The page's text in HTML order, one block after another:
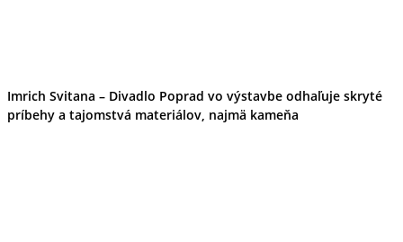
Imrich Svitana – Divadlo Poprad vo výstavbe odhaľuje skryté
príbehy a tajomstvá materiálov, najmä kameňa